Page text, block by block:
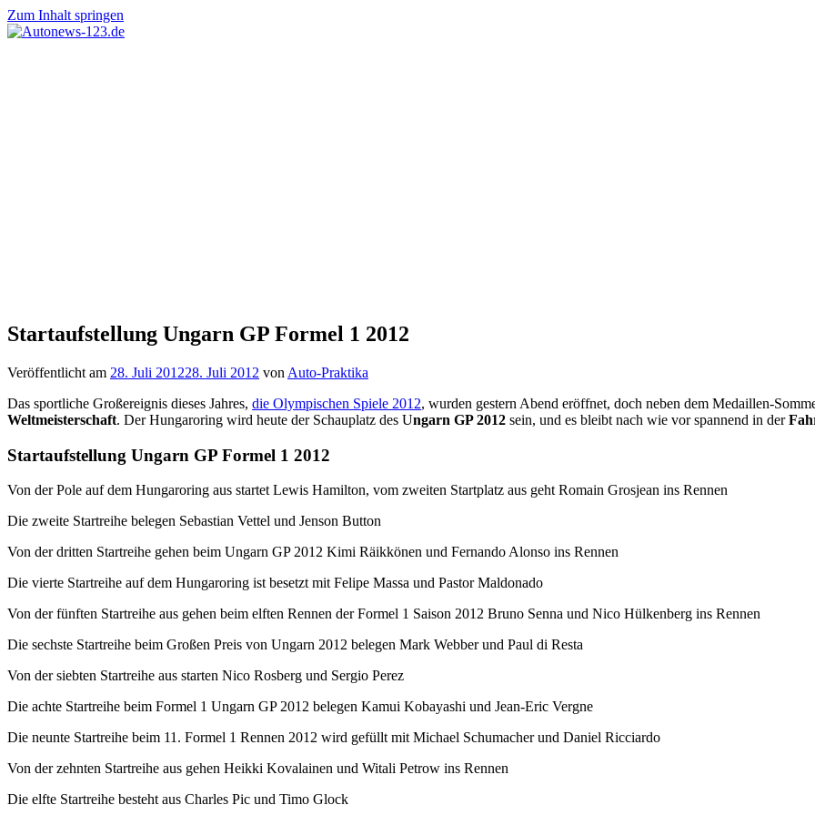
Zum Inhalt springen
Startaufstellung Ungarn GP Formel 1 2012
Veröffentlicht am 28. Juli 201228. Juli 2012 von Auto-Praktika
Das sportliche Großereignis dieses Jahres, die Olympischen Spiele 2012, wurden gestern Abend eröffnet, doch neben dem Medaillen-
Weltmeisterschaft. Der Hungaroring wird heute der Schauplatz des Ungarn GP 2012 sein, und es bleibt nach wie vor spannend in der
Startaufstellung Ungarn GP Formel 1 2012
Von der Pole auf dem Hungaroring aus startet Lewis Hamilton, vom zweiten Startplatz aus geht Romain Grosjean ins Rennen
Die zweite Startreihe belegen Sebastian Vettel und Jenson Button
Von der dritten Startreihe gehen beim Ungarn GP 2012 Kimi Räikkönen und Fernando Alonso ins Rennen
Die vierte Startreihe auf dem Hungaroring ist besetzt mit Felipe Massa und Pastor Maldonado
Von der fünften Startreihe aus gehen beim elften Rennen der Formel 1 Saison 2012 Bruno Senna und Nico Hülkenberg ins Rennen
Die sechste Startreihe beim Großen Preis von Ungarn 2012 belegen Mark Webber und Paul di Resta
Von der siebten Startreihe aus starten Nico Rosberg und Sergio Perez
Die achte Startreihe beim Formel 1 Ungarn GP 2012 belegen Kamui Kobayashi und Jean-Eric Vergne
Die neunte Startreihe beim 11. Formel 1 Rennen 2012 wird gefüllt mit Michael Schumacher und Daniel Ricciardo
Von der zehnten Startreihe aus gehen Heikki Kovalainen und Witali Petrow ins Rennen
Die elfte Startreihe besteht aus Charles Pic und Timo Glock